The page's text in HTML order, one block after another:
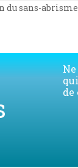
sans-abrisme
de